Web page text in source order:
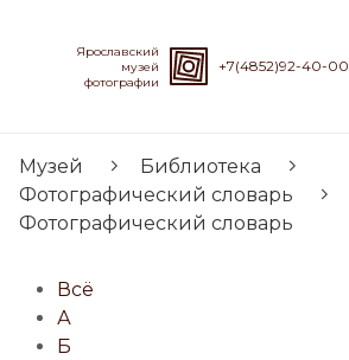
Ярославский
музей
фотографии
+7(4852)92-40-00
Музей
Библиотека
Фотографический словарь
Фотографический словарь
Всё
А
Б